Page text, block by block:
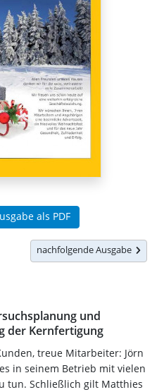
als PDF
nachfolgende Ausgabe
und
der Kernfertigung
treue Mitarbeiter: Jörn
in seinem Betrieb mit vielen
tun. Schließlich gilt Matthies